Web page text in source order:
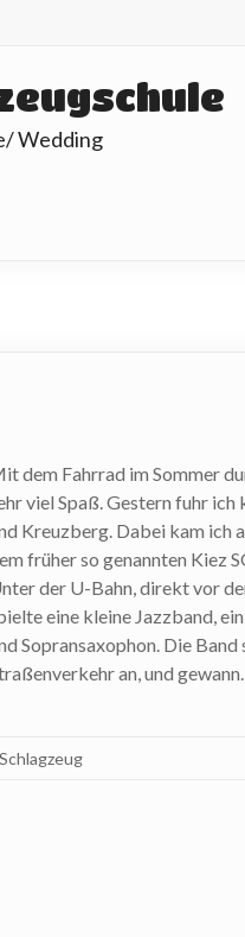
Wedding
dem Fahrrad im Sommer
viel Spaß. Gestern fuhr
Kreuzberg. Dabei kam ich
früher so genannten Kiez
der U-Bahn, direkt vor
eine kleine Jazzband,
Sopransaxophon. Die
an, und
Schlagzeug